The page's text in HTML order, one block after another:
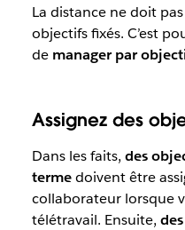
La distance ne doit
objectifs fixés. C’est
de manager par
Assignez des
Dans les faits, des
termedoivent être
collaborateur lorsque
télétravail. Ensuite,